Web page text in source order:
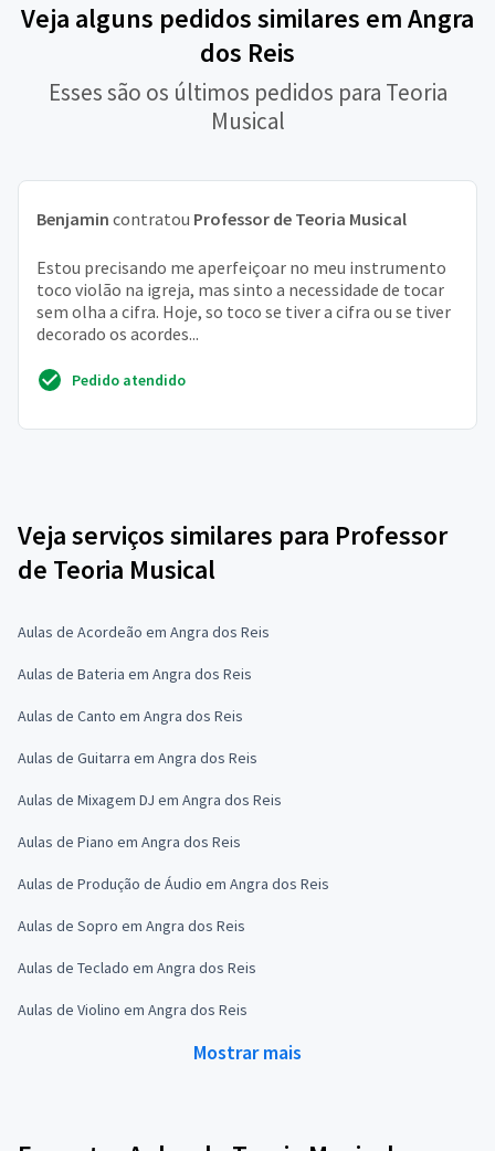
Veja alguns pedidos similares em Angra
dos Reis
Esses são os últimos pedidos para Teoria
Musical
Benjamin contratou Professor de Teoria Musical
Estou precisando me aperfeiçoar no meu instrumento
toco violão na igreja, mas sinto a necessidade de tocar
sem olha a cifra. Hoje, so toco se tiver a cifra ou se tiver
decorado os acordes...
Pedido atendido
Veja serviços similares para Professor
de Teoria Musical
Aulas de Acordeão em Angra dos Reis
Aulas de Bateria em Angra dos Reis
Aulas de Canto em Angra dos Reis
Aulas de Guitarra em Angra dos Reis
Aulas de Mixagem DJ em Angra dos Reis
Aulas de Piano em Angra dos Reis
Aulas de Produção de Áudio em Angra dos Reis
Aulas de Sopro em Angra dos Reis
Aulas de Teclado em Angra dos Reis
Aulas de Violino em Angra dos Reis
Mostrar mais